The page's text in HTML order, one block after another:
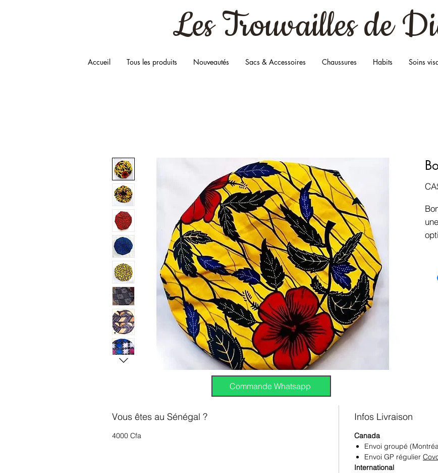
Les Trouvaillesde
Accueil Tous les produits Nouveautés Sacs & Accessoires Chaussures Habits Soins
Vous êtes au Sénégal ?
4000 Cfa
Infos Livraison
Canada
Envoi groupé
Envoi GP régulier
International
Commande Whatsapp